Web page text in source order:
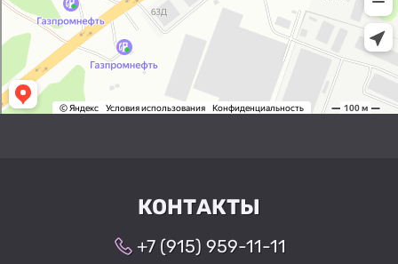
КОНТАКТЫ
+7 (915) 959-11-11